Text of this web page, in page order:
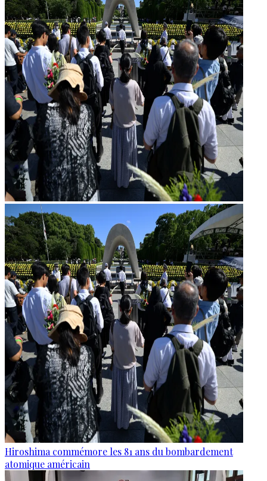
Hiroshima commémore les 81 ans du bombardement
atomique américain